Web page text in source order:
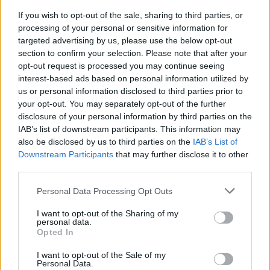
If you wish to opt-out of the sale, sharing to third parties, or
processing of your personal or sensitive information for
targeted advertising by us, please use the below opt-out
section to confirm your selection. Please note that after your
opt-out request is processed you may continue seeing
interest-based ads based on personal information utilized by
us or personal information disclosed to third parties prior to
your opt-out. You may separately opt-out of the further
disclosure of your personal information by third parties on the
IAB’s list of downstream participants. This information may
also be disclosed by us to third parties on the IAB’s List of
Downstream Participants that may further disclose it to other
Please note that this website/app uses one or more Google
not limited to your visit or usage behaviour. You may click to
grant or deny consent to Google and its third-party tags to
use your data for below specified purposes in below Google
consent section.
Personal Data Processing Opt Outs
I want to opt-out of the Sharing of my
personal data.
Opted In
I want to opt-out of the Sale of my
Personal Data.
O mireasa a devenit virală, după ce a
împărtășit scrisoarea trimisă
domnișoarelor de onoare
Cum alegi corect pantofii pentru
rochia de seara